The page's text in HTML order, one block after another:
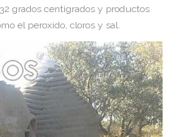
grados centigrados y productos
el peroxido, cloros y sal.